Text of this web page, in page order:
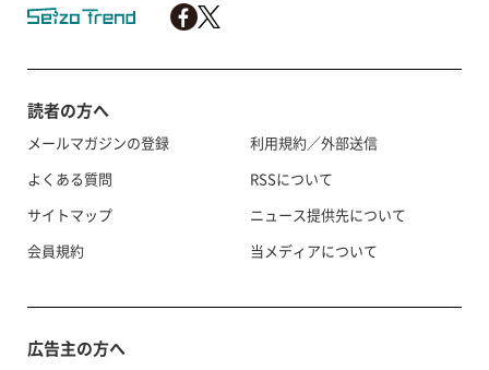
読者の方へ
メールマガジンの登録
よくある質問
サイトマップ
会員規約
利用規約／外部送信
RSSについて
ニュース提供先について
当メディアについて
広告主の方へ